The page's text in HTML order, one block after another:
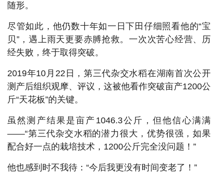
随形。
尽管如此，他仍数十年如一日下田仔细照看他的“宝
贝”，遇上雨天更要赤膊抢救。一次次苦心经营、历
经失败，终于取得突破。
2019年10月22日，第三代杂交水稻在湖南首次公开
测产后组织观摩、评议，这被他看作突破亩产1200公
斤“天花板”的关键。
虽然测产结果是亩产1046.3公斤，但他信心满满
——“第三代杂交水稻的潜力很大，优势很强，如果
配合好一点的栽培技术，1200公斤完全没问题！”
他也感到时不我待：“今后我更没有时间变老了！”